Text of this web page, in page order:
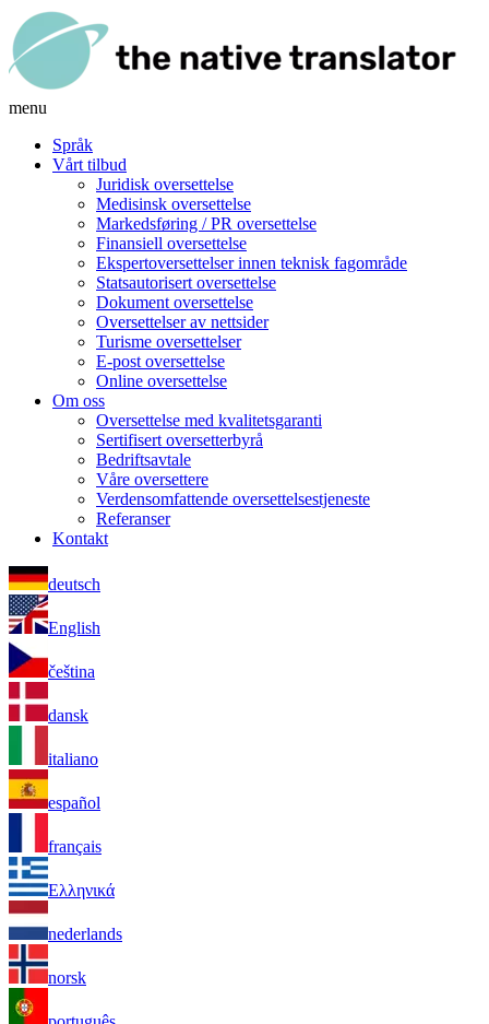
menu
Språk
Vårt tilbud
Juridisk oversettelse
Medisinsk oversettelse
Markedsføring / PR oversettelse
Finansiell oversettelse
Ekspertoversettelser innen teknisk fagområde
Statsautorisert oversettelse
Dokument oversettelse
Oversettelser av nettsider
Turisme oversettelser
E-post oversettelse
Online oversettelse
Om oss
Oversettelse med kvalitetsgaranti
Sertifisert oversetterbyrå
Bedriftsavtale
Våre oversettere
Verdensomfattende oversettelsestjeneste
Referanser
Kontakt
deutsch
English
čeština
dansk
italiano
español
français
Ελληνικά
nederlands
norsk